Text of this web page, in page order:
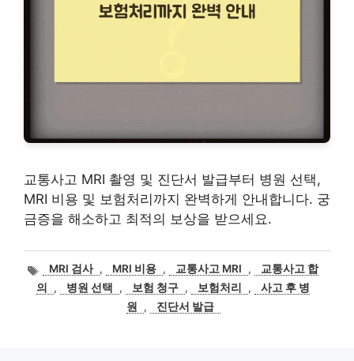
교통사고 MRI 촬영 및 진단서 발급부터 병원 선택,
MRI 비용 및 보험처리까지 완벽하게 안내합니다. 궁
금증을 해소하고 최적의 보상을 받으세요.
태
그
MRI 검사 , MRI 비용 , 교통사고 MRI ,
교통사고 합
의
, 병원 선택 , 보험 청구 , 보험처리 ,
사고 후 병
원
, 진단서 발급